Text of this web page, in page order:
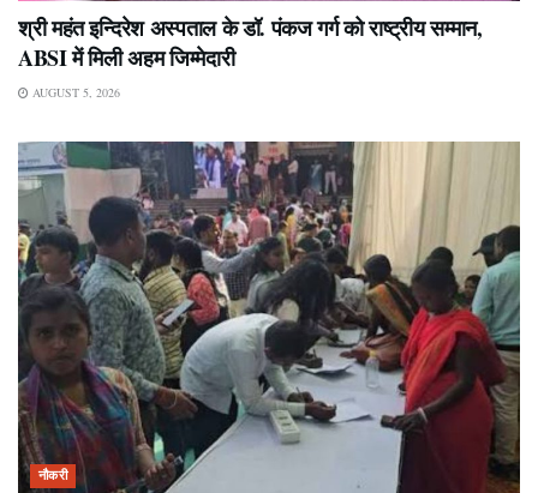
श्री महंत इन्दिरेश अस्पताल के डॉ. पंकज गर्ग को राष्ट्रीय सम्मान,
ABSI में मिली अहम जिम्मेदारी
AUGUST 5, 2026
नौकरी